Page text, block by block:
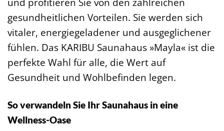
gesundheitlichen Vorteilen. Sie werden sich
vitaler, energiegeladener und ausgeglichener
fühlen. Das KARIBU Saunahaus »Mayla« ist die
perfekte Wahl für alle, die Wert auf
Gesundheit und Wohlbefinden legen.
So verwandeln Sie Ihr Saunahaus in eine
Wellness-Oase